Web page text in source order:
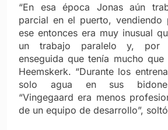
“En esa época Jonas aún
parcial en el puerto, vendiendo
ese entonces era muy inusual
un trabajo paralelo y, por
enseguida que tenía mucho que
Heemskerk. “Durante los
solo agua en sus
“Vingegaard era menos
de un equipo de desarrollo”,